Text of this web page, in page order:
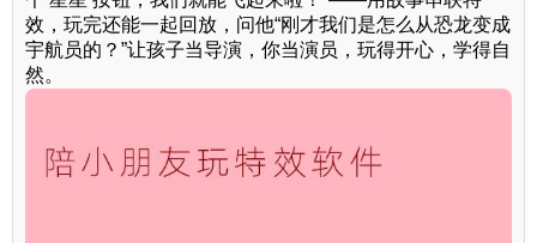
效，玩完还能一起回放，问他“刚才我们是怎么从恐龙变成
宇航员的？”让孩子当导演，你当演员，玩得开心，学得自
然。